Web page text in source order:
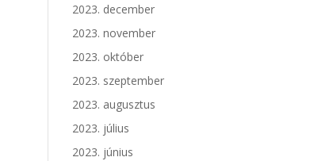
2023. december
2023. november
2023. október
2023. szeptember
2023. augusztus
2023. július
2023. június